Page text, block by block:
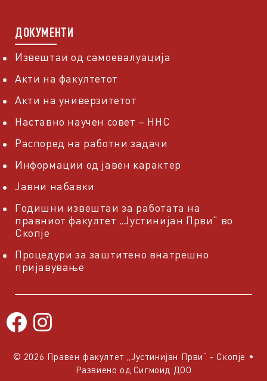
ДОКУМЕНТИ
Извештаи од самоевалуација
Акти на факултетот
Акти на универзитетот
Наставно научен совет – ННС
Распоред на работни задачи
Информации од јавен карактер
Јавни набавки
Годишни извештаи за работата на
правниот факултет „Јустинијан Први“ во
Скопје
Процедури за заштитено внатрешно
пријавување
© 2026 Правен факултет „Јустинијан Први“ - Скопје •
Развиено од Сигмоид ДОО